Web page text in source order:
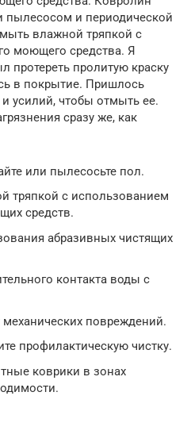
пылесосом и периодической
влажной тряпкой с
моющего средства. Я
пролитую краску
в покрытие. Пришлось
усилий, чтобы отмыть ее.
сразу же, как
или пылесосьте пол.
тряпкой с использованием
средств.
абразивных чистящих
контакта воды с
повреждений.
профилактическую чистку.
коврики в зонах